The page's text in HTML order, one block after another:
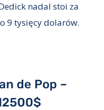
nadal stoi za
9 tysięcy dolarów.
de Pop –